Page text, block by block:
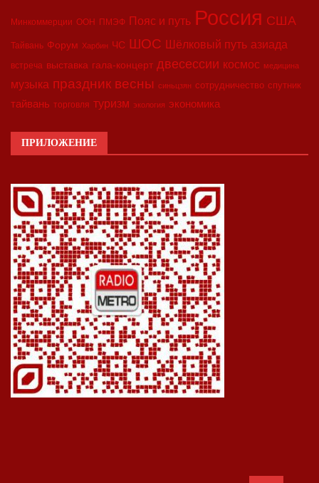
Минкоммерции ООН ПМЭФ Пояс и путь Россия США
Тайвань Форум Харбин ЧС ШОС Шёлковый путь азиада
встреча выставка гала-концерт двесессии космос медицина
музыка праздник весны синьцзян сотрудничество спутник
тайвань торговля туризм экология экономика
ПРИЛОЖЕНИЕ